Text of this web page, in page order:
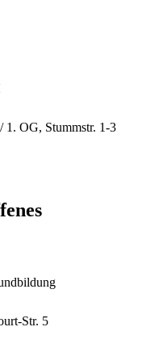
1. OG, Stummstr. 1-3
Str. 5